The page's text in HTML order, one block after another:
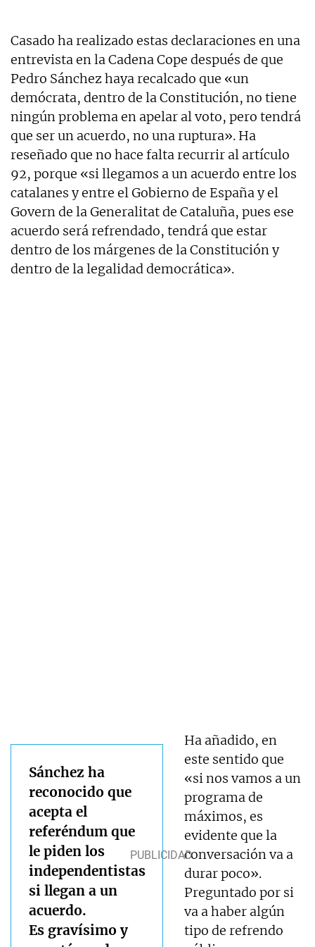
Casado ha realizado estas declaraciones en una
entrevista en la Cadena Cope después de que
Pedro Sánchez haya recalcado que «un
demócrata, dentro de la Constitución, no tiene
ningún problema en apelar al voto, pero tendrá
que ser un acuerdo, no una ruptura». Ha
reseñado que no hace falta recurrir al artículo
92, porque «si llegamos a un acuerdo entre los
catalanes y entre el Gobierno de España y el
Govern de la Generalitat de Cataluña, pues ese
acuerdo será refrendado, tendrá que estar
dentro de los márgenes de la Constitución y
dentro de la legalidad democrática».
Sánchez ha
reconocido que
acepta el
referéndum que
le piden los
independentistas
si llegan a un
acuerdo.
Es gravísimo y
Ha añadido, en
este sentido que
«si nos vamos a un
programa de
máximos, es
evidente que la
conversación va a
durar poco».
Preguntado por si
va a haber algún
tipo de refrendo